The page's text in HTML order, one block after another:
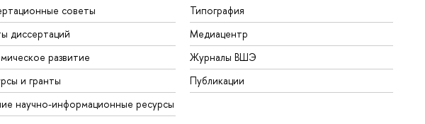
советы
диссертаций
развитие
и гранты
научно-информационные ресурсы
Типография
Медиацентр
Журналы ВШЭ
Публикации